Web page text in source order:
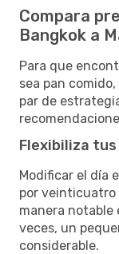
Compara
Bangkok a
Para que
sea pan
par de
Flexibiliza
Modificar el día
por veinticuatro
manera notable
veces, un
considerable.